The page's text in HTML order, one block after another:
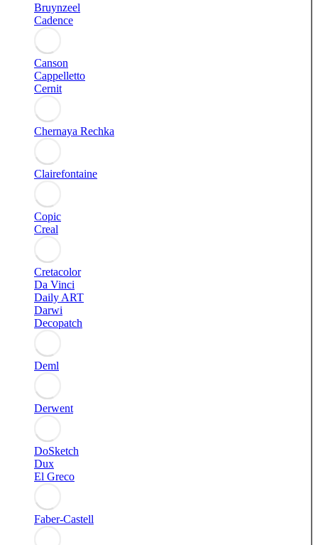
Bruynzeel
Cadence
Canson
Cappelletto
Cernit
Chernaya Rechka
Clairefontaine
Copic
Creal
Cretacolor
Da Vinci
Daily ART
Darwi
Decopatch
Deml
Derwent
DoSketch
Dux
El Greco
Faber-Castell